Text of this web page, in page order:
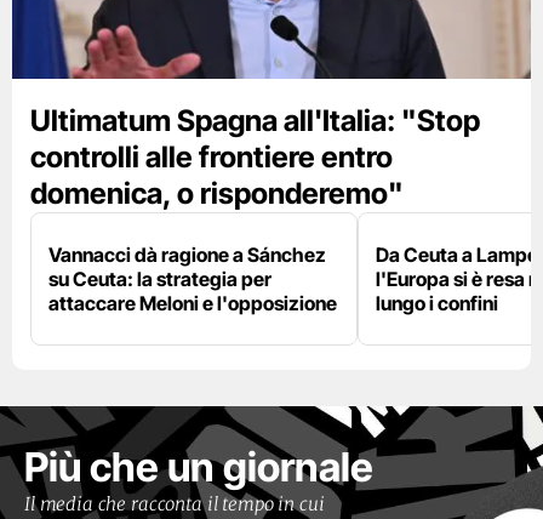
Ultimatum Spagna all'Italia: "Stop
controlli alle frontiere entro
domenica, o risponderemo"
Vannacci dà ragione a Sánchez
su Ceuta: la strategia per
attaccare Meloni e l'opposizione
Da Ceuta a
l'Europa si è resa
lungo i confini
Più che un giornale
Il media che racconta il tempo in cui